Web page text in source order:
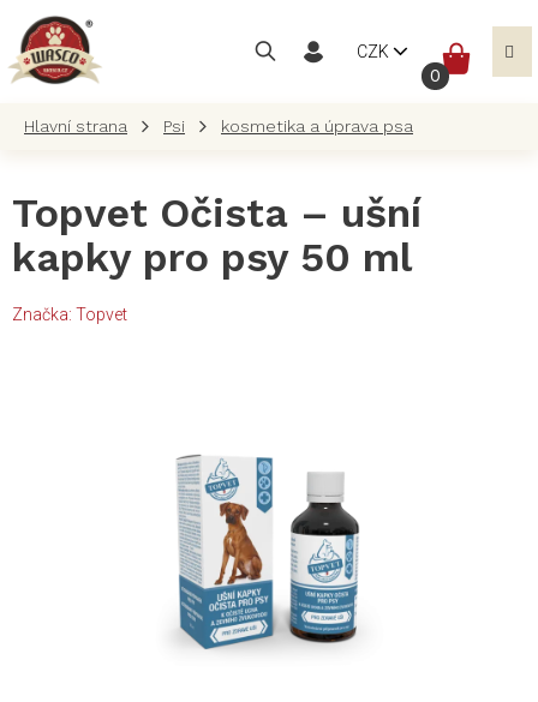
obsah
CZK
Psi kosmetika a úprava psa
Topvet Očista – ušní
kapky pro psy 50 ml
Značka: Topvet